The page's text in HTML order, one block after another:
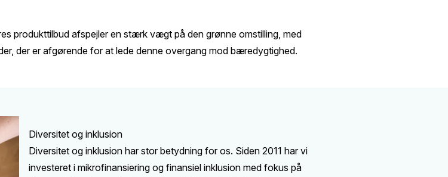
produkttilbud afspejler en stærk vægt på den grønne omstilling, med
der er afgørende for at lede denne overgang mod bæredygtighed.
Diversitet og inklusion
Diversitet og inklusion har stor betydning for os. Siden 2011 har vi
investeret i mikrofinansiering og finansiel inklusion med fokus på